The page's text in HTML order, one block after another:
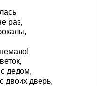
раз,
с дедом,
двоих дверь,